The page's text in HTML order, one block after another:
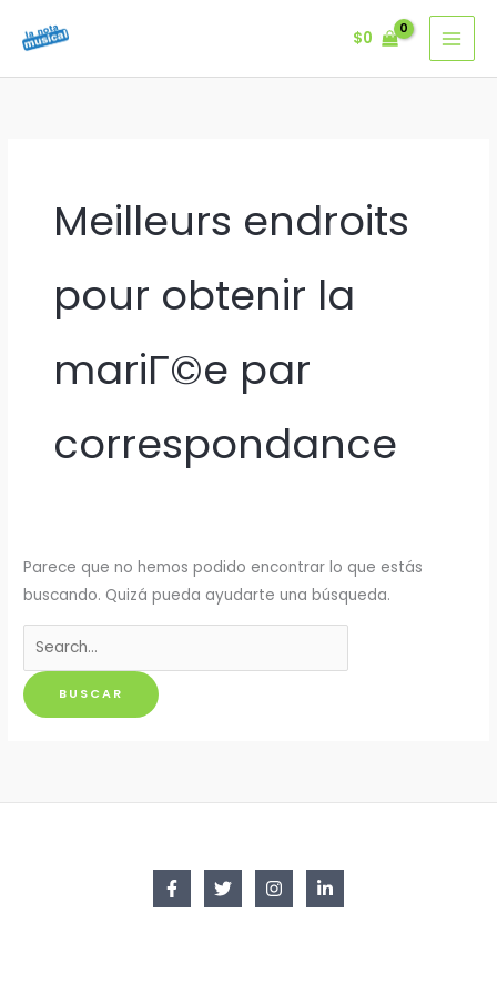
$0
Meilleurs endroits
pour obtenir la
mariГ©e par
correspondance
Parece que no hemos podido encontrar lo que estás
buscando. Quizá pueda ayudarte una búsqueda.
Buscar
por: